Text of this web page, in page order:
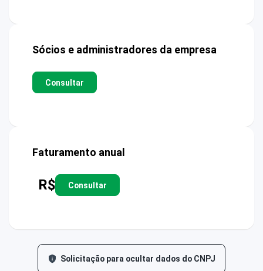
Sócios e administradores da empresa
Consultar
Faturamento anual
R$ Consultar
Solicitação para ocultar dados do CNPJ